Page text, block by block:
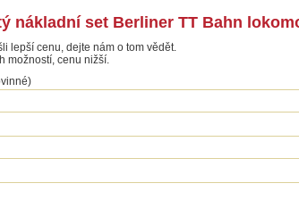
nákladní set Berliner TT Bahn
lepší cenu, dejte nám o tom vědět.
možností, cenu nižší.